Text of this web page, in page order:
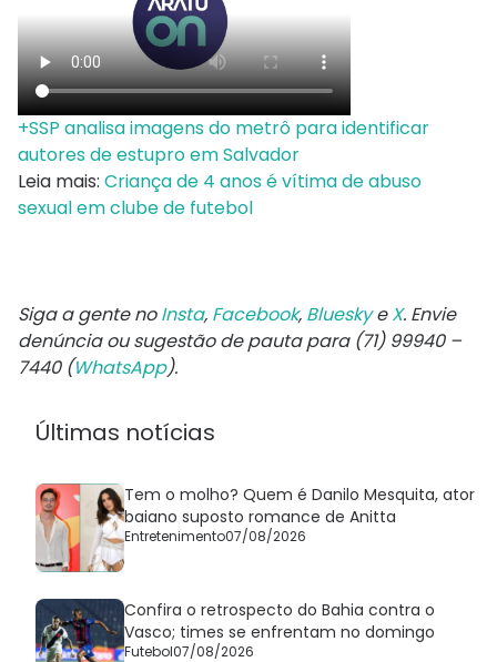
+SSP analisa imagens do metrô para identificar
autores de estupro em Salvador
Leia mais: Criança de 4 anos é vítima de abuso
sexual em clube de futebol
Siga a gente noInsta, Facebook, BlueskyeX. Envie
denúncia ou sugestão de pauta para (71) 99940 –
7440 (WhatsApp).
Últimas notícias
Tem o molho? Quem é Danilo Mesquita, ator
baiano suposto romance de Anitta
Entretenimento07/08/2026
Confira o retrospecto do Bahia contra o
Vasco; times se enfrentam no domingo
Futebol07/08/2026